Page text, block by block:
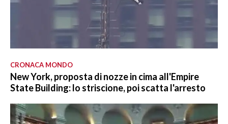
CRONACA MONDO
New York, proposta di nozze in cima all'Empire
State Building: lo striscione, poi scatta l'arresto